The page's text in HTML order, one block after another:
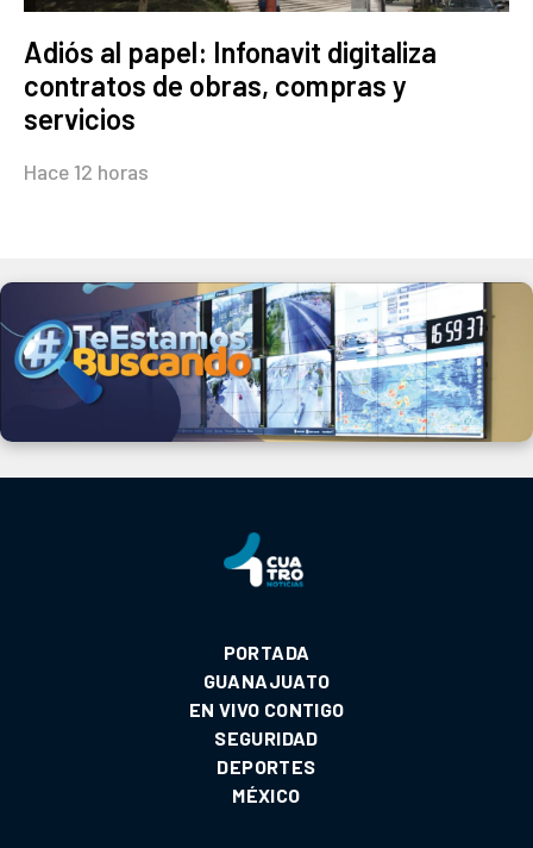
Adiós al papel: Infonavit digitaliza
contratos de obras, compras y
servicios
Hace 12 horas
PORTADA
GUANAJUATO
EN VIVO CONTIGO
SEGURIDAD
DEPORTES
MÉXICO